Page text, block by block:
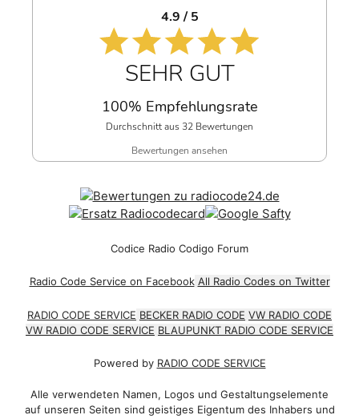
4.9 / 5
SEHR GUT
100% Empfehlungsrate
Durchschnitt aus 32 Bewertungen
Bewertungen ansehen
Codice Radio Codigo Forum
Radio Code Service on Facebook All Radio Codes on Twitter
RADIO CODE SERVICE BECKER RADIO CODE VW RADIO CODE
VW RADIO CODE SERVICE BLAUPUNKT RADIO CODE SERVICE
Powered by RADIO CODE SERVICE
Alle verwendeten Namen, Logos und Gestaltungselemente
auf unseren Seiten sind geistiges Eigentum des Inhabers und